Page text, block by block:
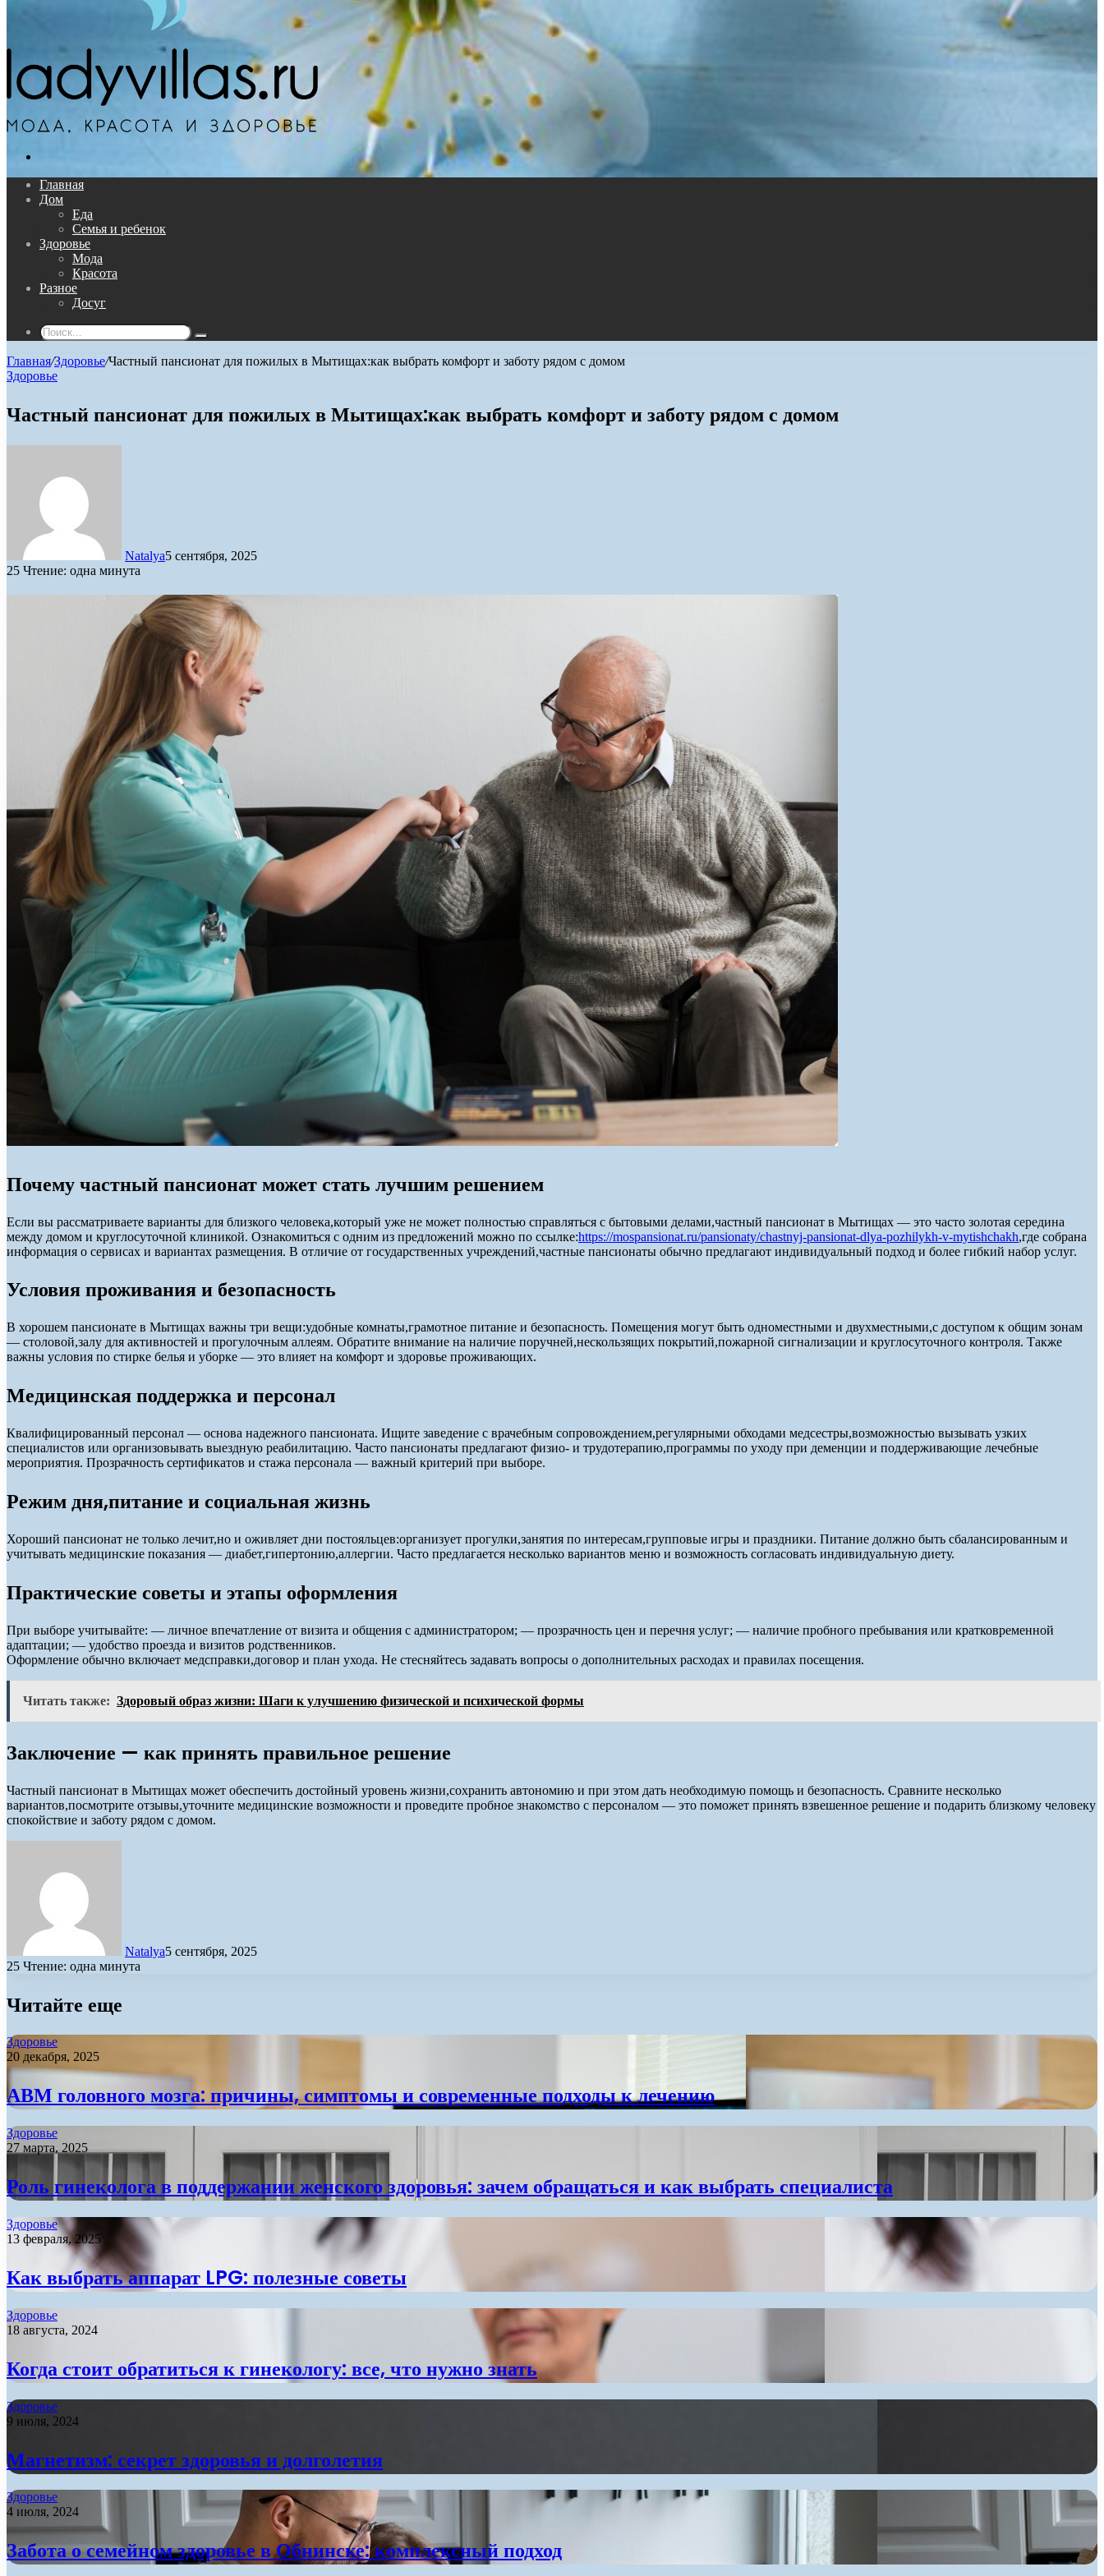
Главная
Дом
Еда
Семья и ребенок
Здоровье
Мода
Красота
Разное
Досуг
Поиск...
Главная/Здоровье/Частный пансионат для пожилых в Мытищах:как выбрать комфорт и заботу рядом с домом
Здоровье
Частный пансионат для пожилых в Мытищах:как выбрать комфорт и заботу рядом с домом
Natalya5 сентября, 2025
25 Чтение: одна минута
Почему частный пансионат может стать лучшим решением
Если вы рассматриваете варианты для близкого человека,который уже не может полностью справляться с бытовыми делами,частный пансионат в Мытищах — это часто золотая середина
между домом и круглосуточной клиникой. Ознакомиться с одним из предложений можно по ссылке:https://mospansionat.ru/pansionaty/chastnyj-pansionat-dlya-pozhilykh-v-mytishchakh,где собрана
информация о сервисах и вариантах размещения. В отличие от государственных учреждений,частные пансионаты обычно предлагают индивидуальный подход и более гибкий набор услуг.
Условия проживания и безопасность
В хорошем пансионате в Мытищах важны три вещи:удобные комнаты,грамотное питание и безопасность. Помещения могут быть одноместными и двухместными,с доступом к общим зонам
— столовой,залу для активностей и прогулочным аллеям. Обратите внимание на наличие поручней,нескользящих покрытий,пожарной сигнализации и круглосуточного контроля. Также
важны условия по стирке белья и уборке — это влияет на комфорт и здоровье проживающих.
Медицинская поддержка и персонал
Квалифицированный персонал — основа надежного пансионата. Ищите заведение с врачебным сопровождением,регулярными обходами медсестры,возможностью вызывать узких
специалистов или организовывать выездную реабилитацию. Часто пансионаты предлагают физио- и трудотерапию,программы по уходу при деменции и поддерживающие лечебные
мероприятия. Прозрачность сертификатов и стажа персонала — важный критерий при выборе.
Режим дня,питание и социальная жизнь
Хороший пансионат не только лечит,но и оживляет дни постояльцев:организует прогулки,занятия по интересам,групповые игры и праздники. Питание должно быть сбалансированным и
учитывать медицинские показания — диабет,гипертонию,аллергии. Часто предлагается несколько вариантов меню и возможность согласовать индивидуальную диету.
Практические советы и этапы оформления
При выборе учитывайте: — личное впечатление от визита и общения с администратором; — прозрачность цен и перечня услуг; — наличие пробного пребывания или кратковременной
адаптации; — удобство проезда и визитов родственников.
Оформление обычно включает медсправки,договор и план ухода. Не стесняйтесь задавать вопросы о дополнительных расходах и правилах посещения.
Читать также: Здоровый образ жизни: Шаги к улучшению физической и психической формы
Заключение — как принять правильное решение
Частный пансионат в Мытищах может обеспечить достойный уровень жизни,сохранить автономию и при этом дать необходимую помощь и безопасность. Сравните несколько
вариантов,посмотрите отзывы,уточните медицинские возможности и проведите пробное знакомство с персоналом — это поможет принять взвешенное решение и подарить близкому человеку
спокойствие и заботу рядом с домом.
Natalya5 сентября, 2025
25 Чтение: одна минута
Читайте еще
Здоровье
20 декабря, 2025
АВМ головного мозга: причины, симптомы и современные подходы к лечению
Здоровье
27 марта, 2025
Роль гинеколога в поддержании женского здоровья: зачем обращаться и как выбрать специалиста
Здоровье
13 февраля, 2025
Как выбрать аппарат LPG: полезные советы
Здоровье
18 августа, 2024
Когда стоит обратиться к гинекологу: все, что нужно знать
Здоровье
9 июля, 2024
Магнетизм: секрет здоровья и долголетия
Здоровье
4 июля, 2024
Забота о семейном здоровье в Обнинске: комплексный подход